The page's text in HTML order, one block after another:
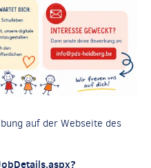
auf der Webseite des